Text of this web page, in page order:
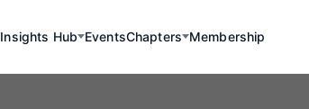
Insights Hub EventsChapters Membership